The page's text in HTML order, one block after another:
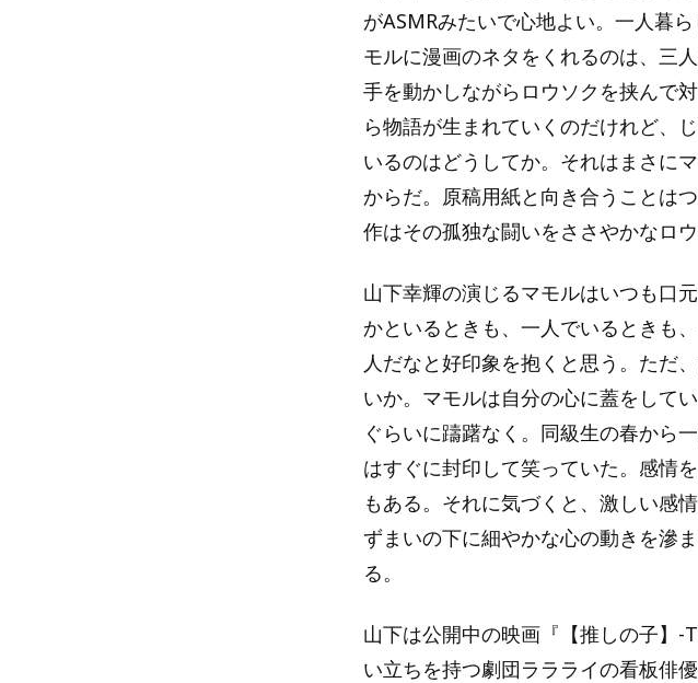
がASMRみたいで心地よい。一人暮
モルに漫画のネタをくれるのは、三
手を動かしながらロウソクを挟んで
ら物語が生まれていくのだけれど、
いるのはどうしてか。それはまさに
からだ。原稿用紙と向き合うことは
作はその孤独な闘いをささやかなロ
山下幸輝の演じるマモルはいつも口
かといるときも、一人でいるときも
人だなと好印象を抱くと思う。ただ
いか。マモルは自分の心に蓋をして
ぐらいに躊躇なく。同級生の春から
はすぐに封印して笑っていた。感情
もある。それに気づくと、激しい感
ずまいの下に細やかな心の動きを滲
る。
山下は公開中の映画『【推しの子】
い立ちを持つ劇団ララライの看板俳